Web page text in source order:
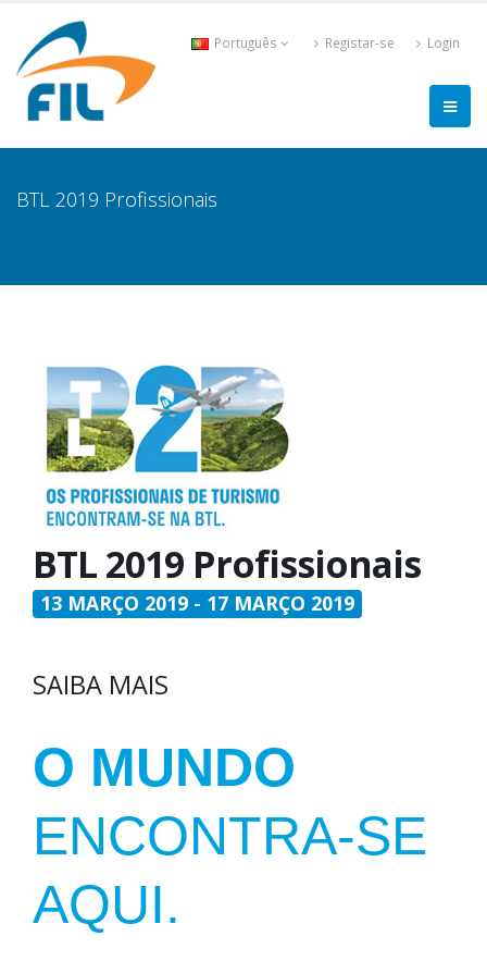
Português Registar-se Login
BTL 2019 Profissionais
BTL 2019 Profissionais
13 MARÇO 2019 - 17 MARÇO 2019
SAIBA MAIS
O MUNDO
ENCONTRA-SE
AQUI.